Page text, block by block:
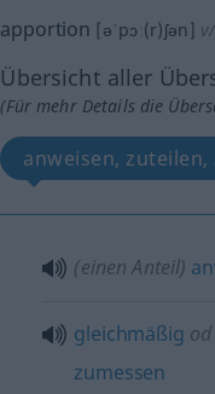
apportion [əˈpɔː(r)ʃən]
Übersicht aller
(Für mehr Details die
anweisen, zuteilen,
(einen Anteil)
gleichmäßig od
zumessen